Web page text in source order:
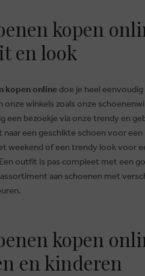
kopen
en look
kopen online doe je heel
onze winkels zoals onze
een bezoekje via onze trendy en
naar een geschikte schoen voor
weekend of een trendy look voor
outfit is pas compleet met een
aan schoenen met
kopen
en kinderen